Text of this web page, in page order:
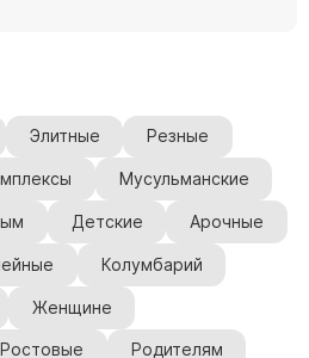
Элитные Резные
Мусульманские
Детские Арочные
Колумбарий
Женщине
Ростовые Родителям